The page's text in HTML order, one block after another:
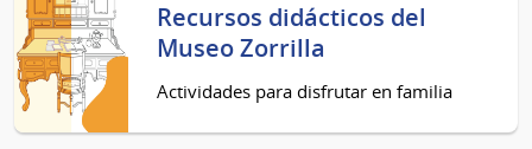
Recursos didácticos del
Museo Zorrilla
Actividades para disfrutar en familia